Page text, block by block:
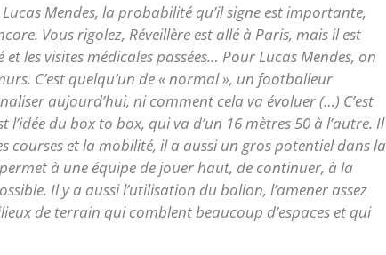
Mendes, la probabilité qu’il signe est importante,
Vous rigolez, Réveillère est allé à Paris, mais il est
les visites médicales passées… Pour Lucas Mendes, on
C’est quelqu’un de « normal », un footballeur
aujourd’hui, ni comment cela va évoluer (…) C’est
l’idée du box to box, qui va d’un 16 mètres 50 à l’autre. Il
courses et la mobilité, il a aussi un gros potentiel dans la
à une équipe de jouer haut, de continuer, à la
Il y a aussi l’utilisation du ballon, l’amener assez
de terrain qui comblent beaucoup d’espaces et qui